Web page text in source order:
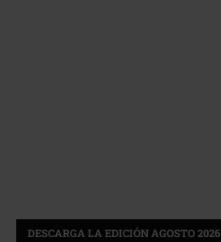
DESCARGA LA EDICIÓN AGOSTO 2026